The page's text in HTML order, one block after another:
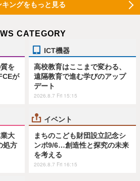
キングをもっと見る
CATEGORY
を
が
ICT機器
高校教育はここまで変わる、
遠隔教育で進む学びのアップ
デート
2026.8.7 Fri 15:15
大
処方
イベント
まちのこども財団設立記念シ
ンポ9/6…創造性と探究の未来
を考える
2026.8.7 Fri 16:15